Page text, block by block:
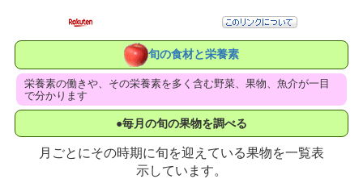
旬の食材と栄養素
栄養素の働きや、その栄養素を多く含む野菜、果物、魚介が一目
で分かります
●毎月の旬の果物を調べる
月ごとにその時期に旬を迎えている果物を一覧表
示しています。